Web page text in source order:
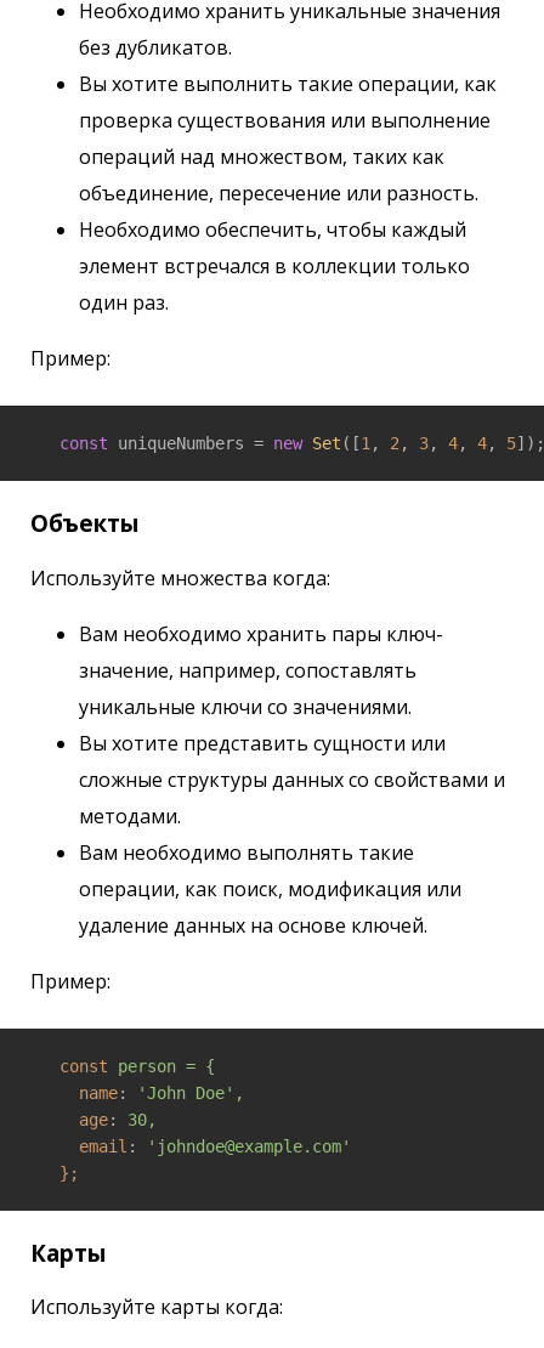
Необходимо хранить уникальные значения
без дубликатов.
Вы хотите выполнить такие операции, как
проверка существования или выполнение
операций над множеством, таких как
объединение, пересечение или разность.
Необходимо обеспечить, чтобы каждый
элемент встречался в коллекции только
один раз.
Пример:
const uniqueNumbers = new Set ([1 , 2 , 3, 4, 4, 5]);
Объекты
Используйте множества когда:
Вам необходимо хранить пары ключ-
значение, например, сопоставлять
уникальные ключи со значениями.
Вы хотите представить сущности или
сложные структуры данных со свойствами и
методами.
Вам необходимо выполнять такие
операции, как поиск, модификация или
удаление данных на основе ключей.
Пример:
const
person = {
name:
'John Doe',
age: 30,
email :
'johndoe@example.com'
};
Карты
Используйте карты когда: